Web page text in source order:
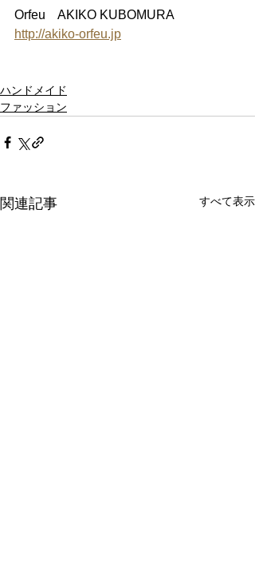
Orfeu　AKIKO KUBOMURA
http://akiko-orfeu.jp
ハンドメイド
ファッション
関連記事 すべて表示